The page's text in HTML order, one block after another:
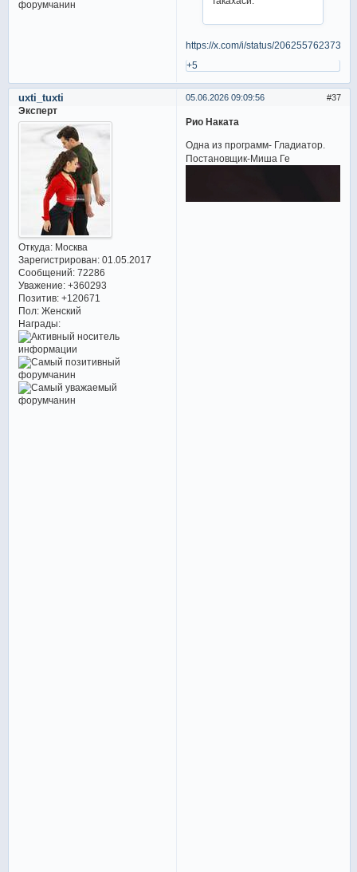
https://x.com/i/status/
+5
37
05.06.2026 09:09:56
uxti_tuxti
Эксперт
Откуда:Москва
Зарегистрирован: 01.05.2017
Сообщений:72286
Уважение: +360293
Позитив: +120671
Пол:Женский
Награды:
Рио Наката
Одна из программ- Гладиатор.
Постановщик-Миша Ге